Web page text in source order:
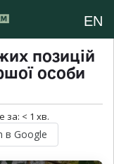
EN
позицій
особи
за: < 1 хв.
в Google